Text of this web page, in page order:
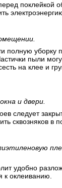
поклейкой
полную уборку
пыли
на клее и
и двери.
следует
сквозняков в
удобно
к оклеиванию.